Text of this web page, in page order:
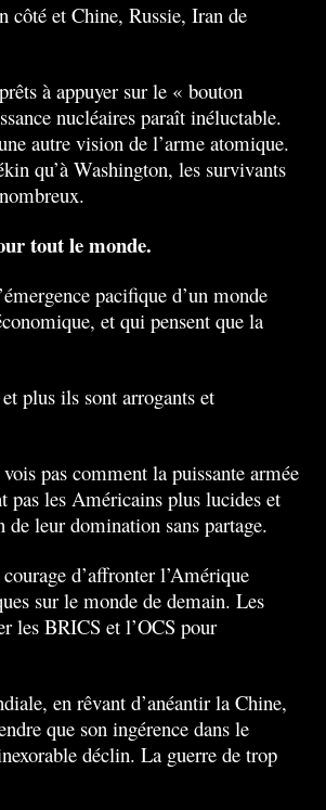
côté et Chine, Russie, Iran de
à appuyer sur le « bouton
nucléaires paraît inéluctable.
autre vision de l’arme atomique.
qu’à Washington, les survivants
tout le monde.
pacifique d’un monde
et qui pensent que la
plus ils sont arrogants et
pas comment la puissante armée
pas les Américains plus lucides et
leur domination sans partage.
d’affronter l’Amérique
sur le monde de demain. Les
les BRICS et l’OCS pour
en rêvant d’anéantir la Chine,
que son ingérence dans le
déclin. La guerre de trop